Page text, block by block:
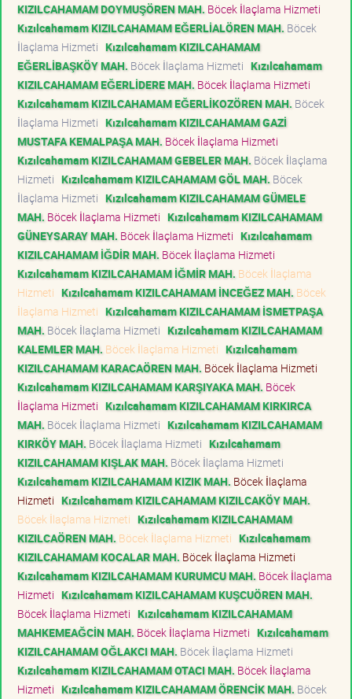
KIZILCAHAMAM DOYMUŞÖREN MAH. Böcek İlaçlama Hizmeti
Kızılcahamam KIZILCAHAMAM EĞERLİALÖREN MAH. Böcek
İlaçlama Hizmeti Kızılcahamam KIZILCAHAMAM
EĞERLİBAŞKÖY MAH. Böcek İlaçlama Hizmeti Kızılcahamam
KIZILCAHAMAM EĞERLİDERE MAH. Böcek İlaçlama Hizmeti
Kızılcahamam KIZILCAHAMAM EĞERLİKOZÖREN MAH. Böcek
İlaçlama Hizmeti Kızılcahamam KIZILCAHAMAM GAZİ
MUSTAFA KEMALPAŞA MAH. Böcek İlaçlama Hizmeti
Kızılcahamam KIZILCAHAMAM GEBELER MAH. Böcek İlaçlama
Hizmeti Kızılcahamam KIZILCAHAMAM GÖL MAH. Böcek
İlaçlama Hizmeti Kızılcahamam KIZILCAHAMAM GÜMELE
MAH. Böcek İlaçlama Hizmeti Kızılcahamam KIZILCAHAMAM
GÜNEYSARAY MAH. Böcek İlaçlama Hizmeti Kızılcahamam
KIZILCAHAMAM İĞDİR MAH. Böcek İlaçlama Hizmeti
Kızılcahamam KIZILCAHAMAM İĞMİR MAH. Böcek İlaçlama
Hizmeti Kızılcahamam KIZILCAHAMAM İNCEĞEZ MAH. Böcek
İlaçlama Hizmeti Kızılcahamam KIZILCAHAMAM İSMETPAŞA
MAH. Böcek İlaçlama Hizmeti Kızılcahamam KIZILCAHAMAM
KALEMLER MAH. Böcek İlaçlama Hizmeti Kızılcahamam
KIZILCAHAMAM KARACAÖREN MAH. Böcek İlaçlama Hizmeti
Kızılcahamam KIZILCAHAMAM KARŞIYAKA MAH. Böcek
İlaçlama Hizmeti Kızılcahamam KIZILCAHAMAM KIRKIRCA
MAH. Böcek İlaçlama Hizmeti Kızılcahamam KIZILCAHAMAM
KIRKÖY MAH. Böcek İlaçlama Hizmeti Kızılcahamam
KIZILCAHAMAM KIŞLAK MAH. Böcek İlaçlama Hizmeti
Kızılcahamam KIZILCAHAMAM KIZIK MAH. Böcek İlaçlama
Hizmeti Kızılcahamam KIZILCAHAMAM KIZILCAKÖY MAH.
Böcek İlaçlama Hizmeti Kızılcahamam KIZILCAHAMAM
KIZILCAÖREN MAH. Böcek İlaçlama Hizmeti Kızılcahamam
KIZILCAHAMAM KOCALAR MAH. Böcek İlaçlama Hizmeti
Kızılcahamam KIZILCAHAMAM KURUMCU MAH. Böcek İlaçlama
Hizmeti Kızılcahamam KIZILCAHAMAM KUŞCUÖREN MAH.
Böcek İlaçlama Hizmeti Kızılcahamam KIZILCAHAMAM
MAHKEMEAĞCİN MAH. Böcek İlaçlama Hizmeti Kızılcahamam
KIZILCAHAMAM OĞLAKCI MAH. Böcek İlaçlama Hizmeti
Kızılcahamam KIZILCAHAMAM OTACI MAH. Böcek İlaçlama
Hizmeti Kızılcahamam KIZILCAHAMAM ÖRENCİK MAH. Böcek